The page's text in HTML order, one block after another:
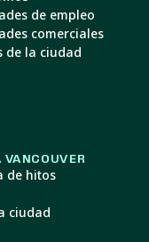
de empleo
comerciales
de la ciudad
VANCOUVER
de hitos
ciudad